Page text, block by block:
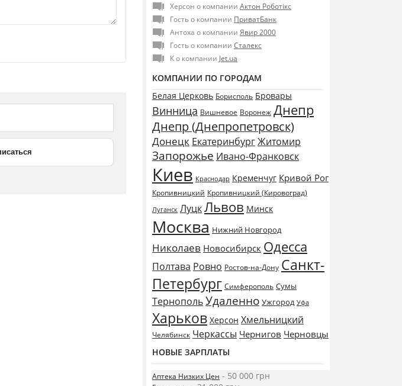
Херсон о компании Актон Роботікс
Гость о компании ПриватБанк
Антоха о компании Явир 2000
Гость о компании Сталекс
К о компании Jet.ua
КОМПАНИИ ПО ГОРОДАМ
Белая Церковь Борисполь Бровары
Винница Вишневое Воронеж Днепр
Днепр (Днепропетровск)
Донецк ЕкатеринбургЖитомир
Запорожье Ивано-Франковск
Киев Краснодар Кременчуг Кривой Рог
Кропивницкий Кропивницкий (Кировоград)
Луганск ЛуцкЛьвов Минск
Москва Нижний Новгород
Николаев Новосибирск Одесса
Полтава Ровно Ростов-на-Дону Санкт-
Петербург Симферополь Сумы
ТернопольУдаленно Ужгород Уфа
Харьков Херсон Хмельницкий
Челябинск Черкассы Чернигов Черновцы
НОВЫЕ ЗАРПЛАТЫ
Аптека Низких Цен - 50 000 грн